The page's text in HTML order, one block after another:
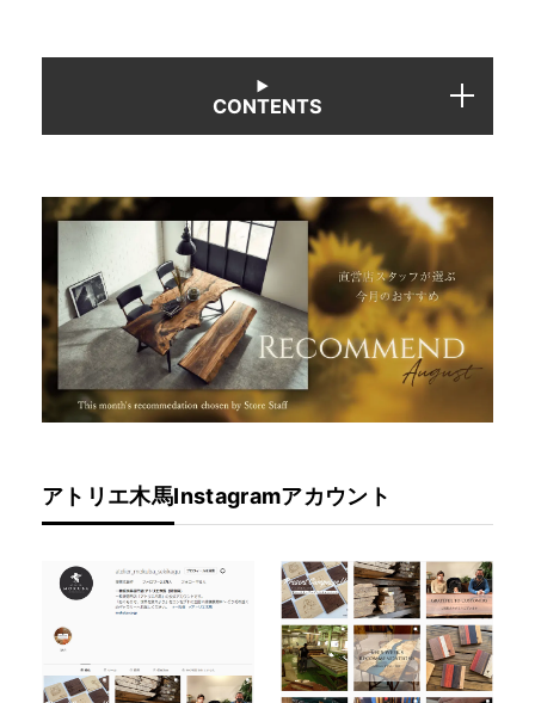
INFORMATION
よくあるご質問
お問い合わせ
CONTENTS
アトリエ木馬Instagramアカウント